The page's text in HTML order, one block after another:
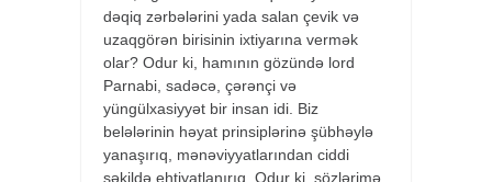
dəqiq zərbələrini yada salan çevik və
uzaqgörən birisinin ixtiyarına vermək
olar? Odur ki, hamının gözündə lord
Parnabi, sadəcə, çərənçi və
yüngülxasiyyət bir insan idi. Biz
belələrinin həyat prinsiplərinə şübhəylə
yanaşırıq, mənəviyyatlarından ciddi
şəkildə ehtiyatlanırıq. Odur ki, sözlərimə